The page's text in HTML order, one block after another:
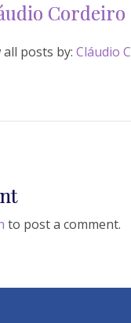
Cordeiro
all posts by: Cláudio
to post a comment.